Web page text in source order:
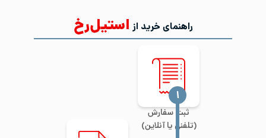
راهنمای خرید از استیل‌رخ
ثبت سفارش
(تلفنی یا آنلاین)
‍۱